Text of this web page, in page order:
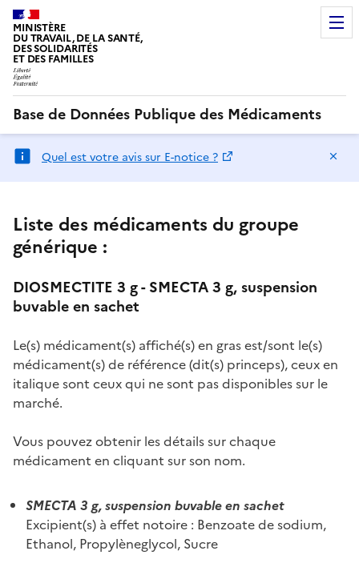
MINISTÈRE
DU TRAVAIL, DE LA SANTÉ,
DES SOLIDARITÉS
ET DES FAMILLES
Base de Données Publique des Médicaments
Quel est votre avis sur E-notice ?
Liste des médicaments du groupe
générique :
DIOSMECTITE 3 g - SMECTA 3 g, suspension
buvable en sachet
Le(s) médicament(s) affiché(s) en gras est/sont le(s)
médicament(s) de référence (dit(s) princeps), ceux en
italique sont ceux qui ne sont pas disponibles sur le
marché.
Vous pouvez obtenir les détails sur chaque
médicament en cliquant sur son nom.
SMECTA 3 g, suspension buvable en sachet
Excipient(s) à effet notoire : Benzoate de sodium,
Ethanol, Propylèneglycol, Sucre